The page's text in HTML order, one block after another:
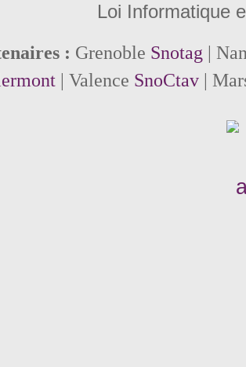
Loi Informatique
: Grenoble Snotag |
| Valence SnoCtav|